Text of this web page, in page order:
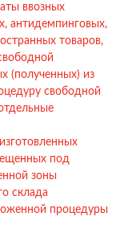
ввозных
антидемпинговых,
товаров,
(полученных) из
свободной
под
зоны
склада
процедуры